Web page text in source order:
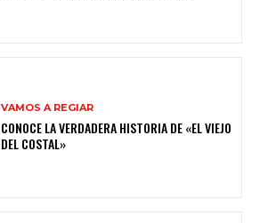
VAMOS A REGIAR
CONOCE LA VERDADERA HISTORIA DE «EL VIEJO
DEL COSTAL»